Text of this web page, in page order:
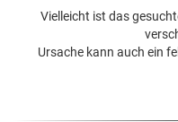
Vielleicht ist das
Ursache kann auch ein